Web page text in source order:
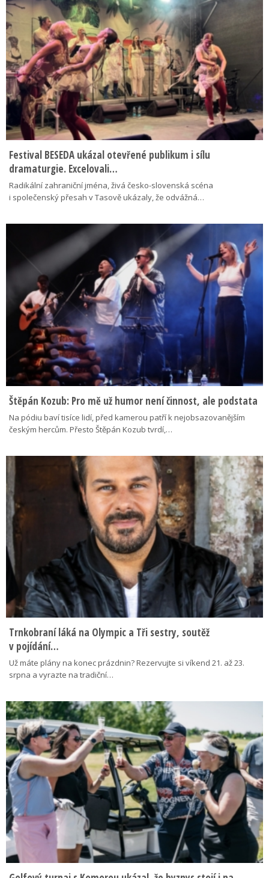
Festival BESEDA ukázal otevřené publikum i sílu
dramaturgie. Excelovali…
Radikální zahraniční jména, živá česko-slovenská scéna
i společenský přesah v Tasově ukázaly, že odvážná…
Štěpán Kozub: Pro mě už humor není činnost, ale podstata
Na pódiu baví tisíce lidí, před kamerou patří k nejobsazovanějším
českým hercům. Přesto Štěpán Kozub tvrdí,…
Trnkobraní láká na Olympic a Tři sestry, soutěž
v pojídání…
Už máte plány na konec prázdnin? Rezervujte si víkend 21. až 23.
srpna a vyrazte na tradiční…